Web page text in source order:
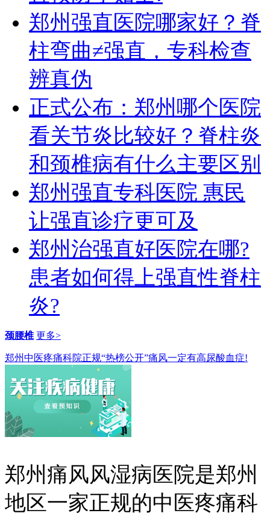
郑州强直医院哪家好？脊
柱弯曲≠强直，专科检查
辨真伪
正式公布：郑州哪个医院
看关节炎比较好？脊柱炎
和颈椎病有什么主要区别
郑州强直专科医院 惠民
让强直诊疗更可及
郑州治强直好医院在哪?
患者如何得上强直性脊柱
炎?
颈腰椎 更多>
郑州中医疼痛科院正规“热榜公开”痛风一定有高尿酸血症!
郑州痛风风湿病医院是郑州
地区一家正规的中医疼痛科